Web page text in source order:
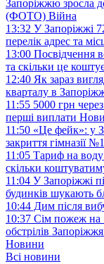
Запоріжжю зросла
(ФОТО) Війна
13:32 У Запоріжжі
перелік адрес та
13:00 Посвідчення
та скільки це
12:40 Як зараз
кварталу в
11:55 5000 грн
перші виплати
11:50 «Це фейк»: у
закриття гімназії
11:05 Тариф на воду
скільки
11:04 У Запоріжжі
будинків шукають
10:44 Дим після
10:37 Сім пожеж на
обстрілів
Новини
Всі новини